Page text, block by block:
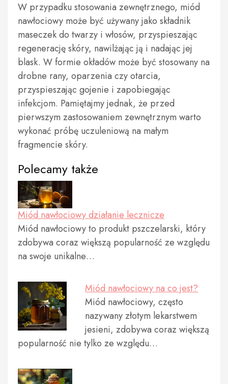
W przypadku stosowania zewnętrznego, miód
nawłociowy może być używany jako składnik
maseczek do twarzy i włosów, przyspieszając
regenerację skóry, nawilżając ją i nadając jej
blask. W formie okładów może być stosowany na
drobne rany, oparzenia czy otarcia,
przyspieszając gojenie i zapobiegając
infekcjom. Pamiętajmy jednak, że przed
pierwszym zastosowaniem zewnętrznym warto
wykonać próbę uczuleniową na małym
fragmencie skóry.
Polecamy także
Miód nawłociowy działanie lecznicze
Miód nawłociowy to produkt pszczelarski, który
zdobywa coraz większą popularność ze względu
na swoje unikalne…
Miód nawłociowy na co jest?
Miód nawłociowy, często
nazywany złotym lekarstwem
jesieni, zdobywa coraz większą
popularność nie tylko ze względu…